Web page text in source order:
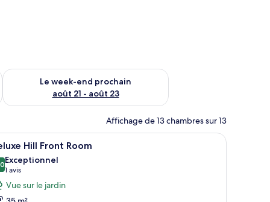
août 14 - août 16
Le week-end prochain
août 21 - août 23
Vérifier la disponibilité pour le week-end prochain août 21 -
Affichage de 13 chambres sur 13
petite table, un pouf et un appareil de climatisation.Une chambre d’hôtel avec un lit, une table
8 Hill Front Room
sur 10
Exceptionnel
1 avis
(1 avis)
Vue sur le jardin